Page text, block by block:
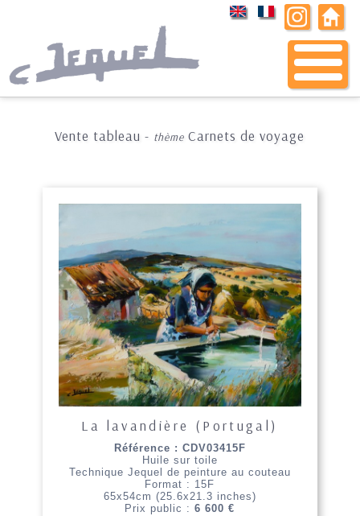
Vente tableau - thème Carnets de voyage
La lavandière (Portugal)
Référence : CDV03415F
Huile sur toile
Technique Jequel de peinture au couteau
Format : 15F
65x54cm (25.6x21.3 inches)
Prix public :6 600 €